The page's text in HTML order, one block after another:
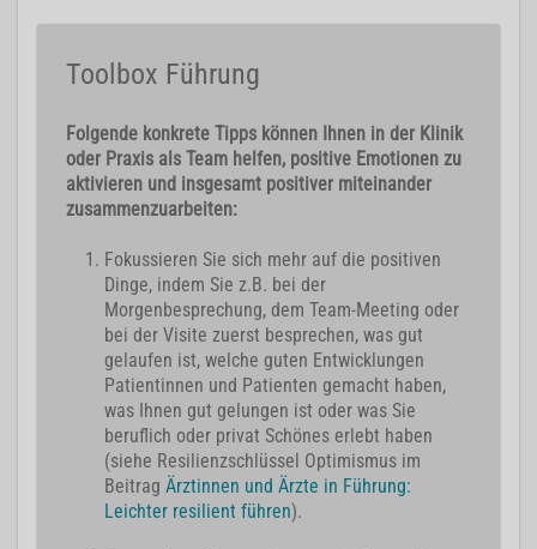
Toolbox Führung
Folgende konkrete Tipps können Ihnen in der Klinik
oder Praxis als Team helfen, positive Emotionen zu
aktivieren und insgesamt positiver miteinander
zusammenzuarbeiten:
Fokussieren Sie sich mehr auf die positiven
Dinge, indem Sie z.B. bei der
Morgenbesprechung, dem Team-Meeting oder
bei der Visite zuerst besprechen, was gut
gelaufen ist, welche guten Entwicklungen
Patientinnen und Patienten gemacht haben,
was Ihnen gut gelungen ist oder was Sie
beruflich oder privat Schönes erlebt haben
(siehe Resilienzschlüssel Optimismus im
Beitrag Ärztinnen und Ärzte in Führung:
Leichter resilient führen).